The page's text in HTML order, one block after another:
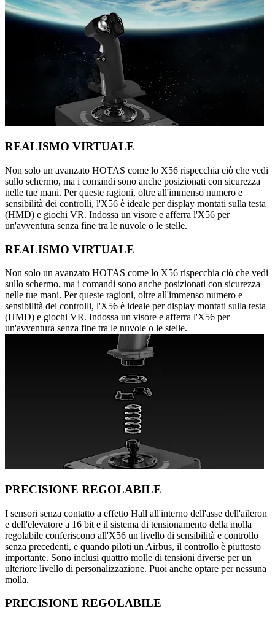
REALISMO VIRTUALE
Non solo un avanzato HOTAS come lo X56 rispecchia ciò che vedi
sullo schermo, ma i comandi sono anche posizionati con sicurezza
nelle tue mani. Per queste ragioni, oltre all'immenso numero e
sensibilità dei controlli, l'X56 è ideale per display montati sulla testa
(HMD) e giochi VR. Indossa un visore e afferra l'X56 per
un'avventura senza fine tra le nuvole o le stelle.
REALISMO VIRTUALE
Non solo un avanzato HOTAS come lo X56 rispecchia ciò che vedi
sullo schermo, ma i comandi sono anche posizionati con sicurezza
nelle tue mani. Per queste ragioni, oltre all'immenso numero e
sensibilità dei controlli, l'X56 è ideale per display montati sulla testa
(HMD) e giochi VR. Indossa un visore e afferra l'X56 per
un'avventura senza fine tra le nuvole o le stelle.
PRECISIONE REGOLABILE
I sensori senza contatto a effetto Hall all'interno dell'asse dell'aileron
e dell'elevatore a 16 bit e il sistema di tensionamento della molla
regolabile conferiscono all'X56 un livello di sensibilità e controllo
senza precedenti, e quando piloti un Airbus, il controllo è piuttosto
importante. Sono inclusi quattro molle di tensioni diverse per un
ulteriore livello di personalizzazione. Puoi anche optare per nessuna
molla.
PRECISIONE REGOLABILE